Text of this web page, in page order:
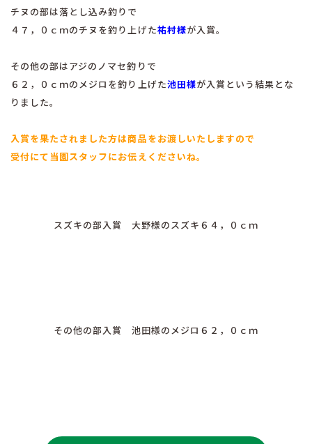
チヌの部は落とし込み釣りで
４７，０ｃｍのチヌを釣り上げた祐村様が入賞。
その他の部はアジのノマセ釣りで
６２，０ｃｍのメジロを釣り上げた池田様が入賞という結果とな
りました。
入賞を果たされました方は商品をお渡しいたしますので
受付にて当園スタッフにお伝えくださいね。
スズキの部入賞 大野様のスズキ６４，０ｃｍ
その他の部入賞 池田様のメジロ６２，０ｃｍ